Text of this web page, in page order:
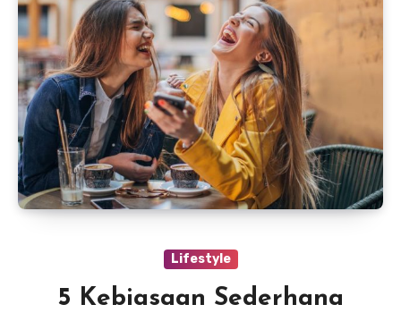
Lifestyle
5 Kebiasaan Sederhana